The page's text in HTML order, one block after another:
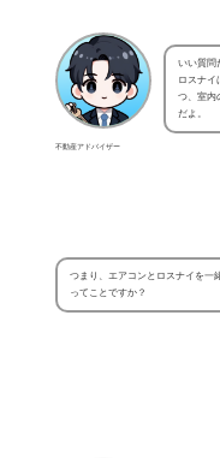
不動産アドバイザー
いい質問
ロスナイ
つ、室内
だよ。
つまり、エアコンとロスナイを一
ってことですか？